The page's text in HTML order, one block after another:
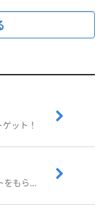
ット！
歩いてポイ活！日常生活でお得にポイントをもらおう